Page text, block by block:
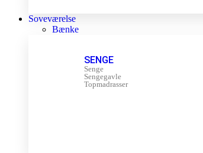
Soveværelse
Bænke
SENGE
Senge
Sengegavle
Topmadrasser